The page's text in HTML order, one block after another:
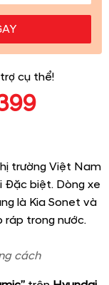
cụ thể!
trường Việt Nam
Đặc biệt. Dòng xe
là Kia Sonet và
ráp trong nước.